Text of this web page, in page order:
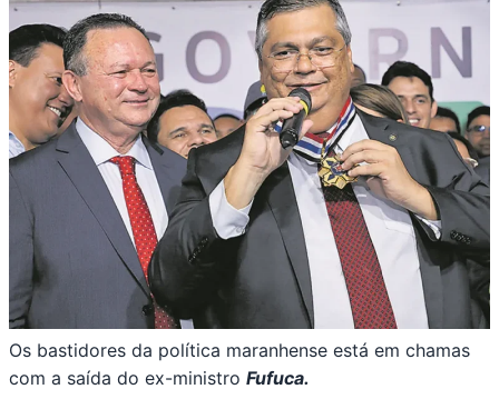
Os bastidores da política maranhense está em chamas
com a saída do ex-ministro Fufuca.